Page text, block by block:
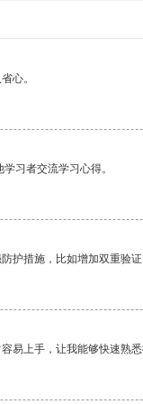
心。
习者交流学习心得。
护措施，比如增加双重验证
易上手，让我能够快速熟悉